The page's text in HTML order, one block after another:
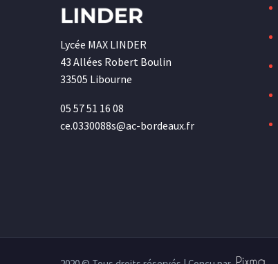
Lycée MAX LINDER
43 Allées Robert Boulin
33505 Libourne
05 57 51 16 08
ce.0330088s@ac-bordeaux.fr